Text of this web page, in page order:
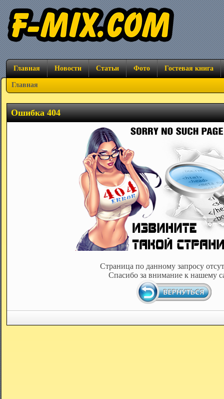
Главная Новости Статьи Фото Гостевая книга
Главная
Ошибка 404
Страница по данному запросу
Спасибо за внимание к нашему